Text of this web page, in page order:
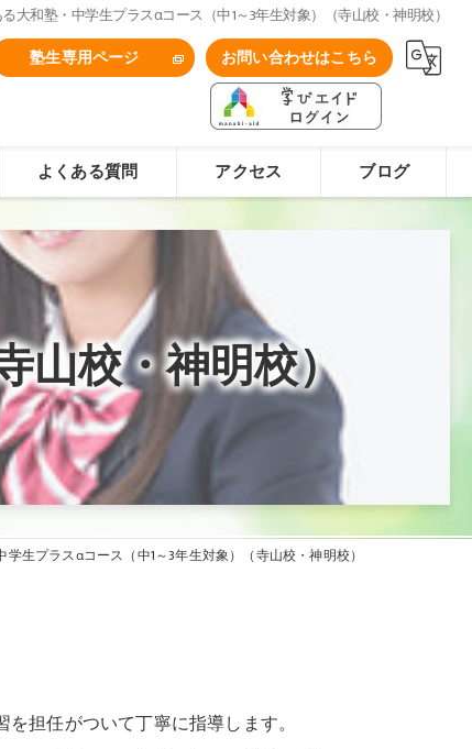
大和塾・中学生プラスαコース（中1～3年生対象）（寺山校・神明校）
塾生専用ページ お問い合わせはこちら
よくある質問 アクセス ブログ
山校・神明校）
学生プラスαコース（中1～3年生対象）（寺山校・神明校）
担任がついて丁寧に指導します。